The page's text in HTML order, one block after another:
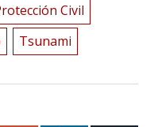
Civil
Tsunami